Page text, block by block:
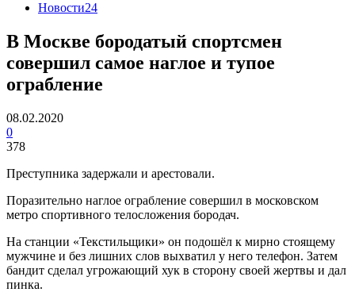
Новости24
В Москве бородатый спортсмен
совершил самое наглое и тупое
ограбление
08.02.2020
0
378
Преступника задержали и арестовали.
Поразительно наглое ограбление совершил в московском
метро спортивного телосложения бородач.
На станции «Текстильщики» он подошёл к мирно стоящему
мужчине и без лишних слов выхватил у него телефон. Затем
бандит сделал угрожающий хук в сторону своей жертвы и дал
пинка.